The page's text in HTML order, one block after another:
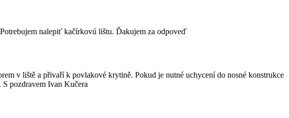
nalepiť kačírkovú lištu. Ďakujem za odpoveď
v liště a přivaří k povlakové krytině. Pokud je nutné uchycení do nosné konstrukce
pozdravem Ivan Kučera